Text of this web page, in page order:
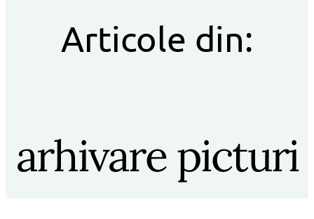
Articole din:
arhivare picturi